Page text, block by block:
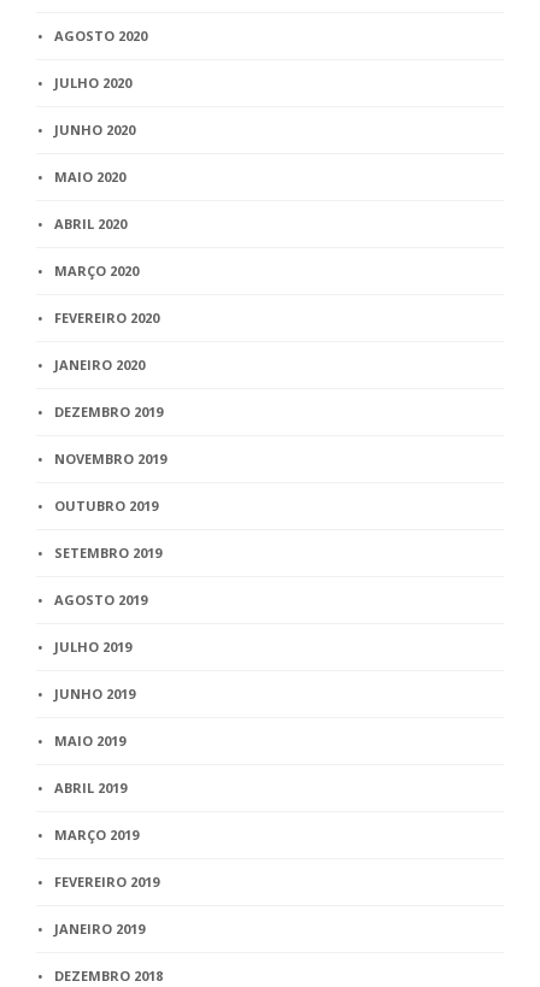
AGOSTO 2020
JULHO 2020
JUNHO 2020
MAIO 2020
ABRIL 2020
MARÇO 2020
FEVEREIRO 2020
JANEIRO 2020
DEZEMBRO 2019
NOVEMBRO 2019
OUTUBRO 2019
SETEMBRO 2019
AGOSTO 2019
JULHO 2019
JUNHO 2019
MAIO 2019
ABRIL 2019
MARÇO 2019
FEVEREIRO 2019
JANEIRO 2019
DEZEMBRO 2018